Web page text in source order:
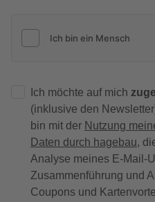
Ich möchte auf mich
(inklusive den
bin mit der Nutzung
Daten durch hagebau,
Analyse meines E-Mail-
Zusammenführung und
Coupons und